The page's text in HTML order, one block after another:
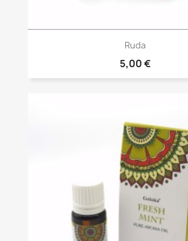
Vista rápida
Ruda
5,00 €